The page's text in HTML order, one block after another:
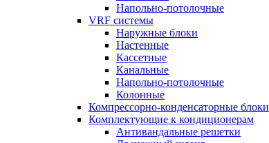
Напольно-потолочные
VRF системы
Наружные блоки
Настенные
Кассетные
Канальные
Напольно-потолочные
Колонные
Компрессорно-конденсаторные блоки
Комплектующие к кондиционерам
Антивандальные решетки